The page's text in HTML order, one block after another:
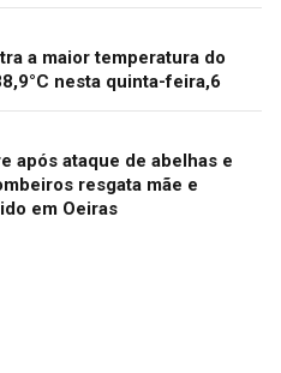
a maior temperatura do
nesta quinta-feira,6
após ataque de abelhas e
resgata mãe e
em Oeiras